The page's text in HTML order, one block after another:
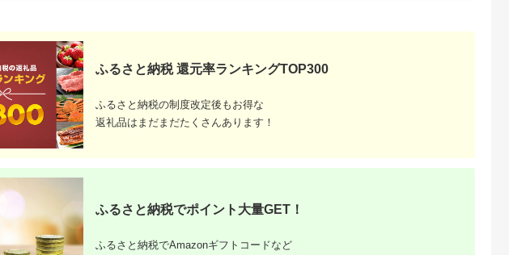
出典：ふるさと本舗
観葉植物 ビカクシダ
て | コウモリラン 壁
ア 室内 4月-12月発送
寄付金額: 37,000 円
APHRODITA 日葵ボ
日本製 創業150年の
信頼と実績
寄付金額: 48,000 円
光美容器 ケノン KE-
男女兼用 髭 ムダ毛処
理 サロン 全身 贈答
顔器 オススメ 人気 エ
ステ うぶ毛 VIO 肌用
寄付金額: 233,000
三河のジビエ ペット
4-4 毛(もう)かわいす
ふるさと納税 還元率ランキングTOP300
ふるさと納税の制度改定後もお得な
返礼品はまだまだたくさんあります！
ふるさと納税でポイント大量GET！
ふるさと納税でAmazonギフトコードなど